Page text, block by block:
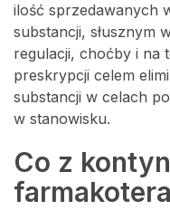
ilość sprzedawanych
substancji, słusznym
regulacji, choćby i na
preskrypcji celem
substancji w celach
w stanowisku.
Co z